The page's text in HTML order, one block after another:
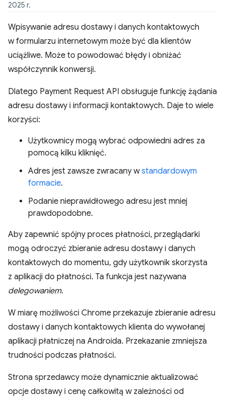
2025 r.
Wpisywanie adresu dostawy i danych kontaktowych
w formularzu internetowym może być dla klientów
uciążliwe. Może to powodować błędy i obniżać
współczynnik konwersji.
Dlatego Payment Request API obsługuje funkcję żądania
adresu dostawy i informacji kontaktowych. Daje to wiele
korzyści:
Użytkownicy mogą wybrać odpowiedni adres za
pomocą kilku kliknięć.
Adres jest zawsze zwracany wstandardowym
formacie.
Podanie nieprawidłowego adresu jest mniej
prawdopodobne.
Aby zapewnić spójny proces płatności, przeglądarki
mogą odroczyć zbieranie adresu dostawy i danych
kontaktowych do momentu, gdy użytkownik skorzysta
z aplikacji do płatności. Ta funkcja jest nazywana
delegowaniem.
W miarę możliwości Chrome przekazuje zbieranie adresu
dostawy i danych kontaktowych klienta do wywołanej
aplikacji płatniczej na Androida. Przekazanie zmniejsza
trudności podczas płatności.
Strona sprzedawcy może dynamicznie aktualizować
opcje dostawy i cenę całkowitą w zależności od